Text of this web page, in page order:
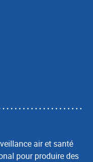
air et santé
pour produire des